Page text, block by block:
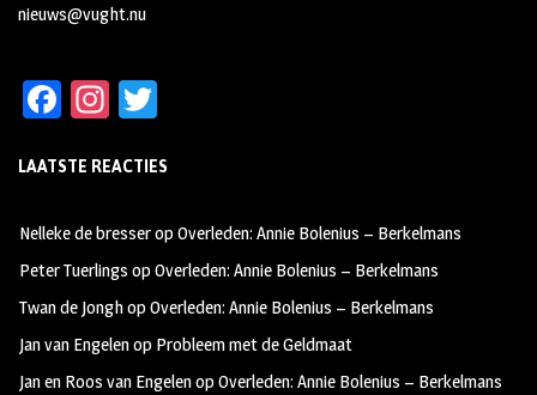
nieuws@vught.nu
Fa
b
oo
k
In
ag
m
tt
LAATSTE REACTIES
Nelleke de bresseropOverleden: Annie Bolenius – Berkelmans
Peter Tuerlings opOverleden: Annie Bolenius – Berkelmans
Twan de JonghopOverleden: Annie Bolenius – Berkelmans
Jan van Engelenop Probleem met de Geldmaat
Jan en Roos van EngelenopOverleden: Annie Bolenius – Berkelmans